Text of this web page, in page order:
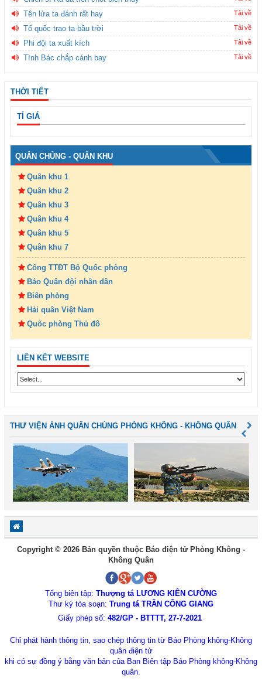
Tên lửa ta đánh rất hay Tải về
Tổ quốc trao ta bầu trời Tải về
Phi đội ta xuất kích Tải về
Tình Bác chắp cánh bay Tải về
THỜI TIẾT
TỈ GIÁ
QUÂN CHỦNG - QUÂN KHU
Quân khu 1
Quân khu 2
Quân khu 3
Quân khu 4
Quân khu 5
Quân khu 7
Cổng TTĐT Bộ Quốc phòng
Báo Quân đội nhân dân
Biên phòng
Hải quân Việt Nam
Quốc phòng Thủ đô
LIÊN KẾT WEBSITE
THƯ VIỆN ẢNH QUÂN CHỦNG PHÒNG KHÔNG - KHÔNG QUÂN
Copyright © 2026 Bản quyền thuộc Báo điện tử Phòng Không -
Không Quân
Tổng biên tập: Thượng tá LƯƠNG KIÊN CƯỜNG
Thư ký tòa soạn: Trung tá TRẦN CÔNG GIANG
Giấy phép số: 482/GP - BTTTT, 27-7-2021
Chỉ phát hành thông tin, sao chép thông tin từ Báo Phòng không-Không
quân điện tử
khi có sự đồng ý bằng văn bản của Ban Biên tập Báo Phòng không-Không
quân.